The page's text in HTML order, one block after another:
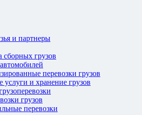
и партнеры
сборных грузов
перевозки грузов
услуги и хранение грузов
грузов
перевозки